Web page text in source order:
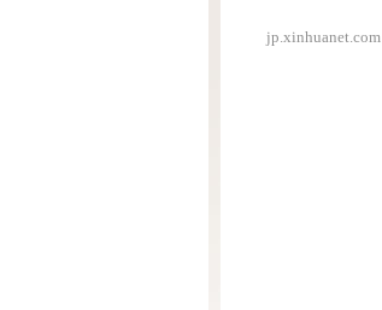
jp.xinhuanet.com